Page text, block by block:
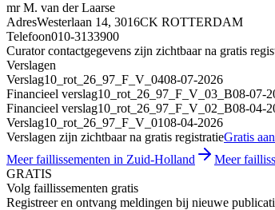
mr M. van der Laarse
AdresWesterlaan 14, 3016CK ROTTERDAM
Telefoon010-3133900
Curator contactgegevens zijn zichtbaar na gratis
Verslagen
Verslag10_rot_26_97_F_V_0408-07-2026
Financieel verslag10_rot_26_97_F_V_03_B08-07-
Financieel verslag10_rot_26_97_F_V_02_B08-04-
Verslag10_rot_26_97_F_V_0108-04-2026
Verslagen zijn zichtbaar na gratis registratieGratis
Meer faillissementen in Zuid-Holland
Meer
GRATIS
Volg faillissementen gratis
Registreer en ontvang meldingen bij nieuwe